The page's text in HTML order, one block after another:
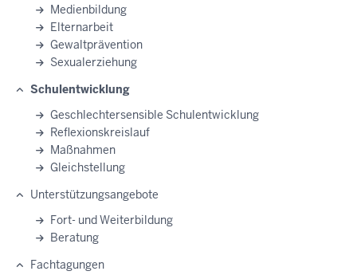
Medienbildung
Elternarbeit
Gewaltprävention
Sexualerziehung
Schulentwicklung
Geschlechtersensible Schulentwicklung
Reflexionskreislauf
Maßnahmen
Gleichstellung
Unterstützungsangebote
Fort- und Weiterbildung
Beratung
Fachtagungen